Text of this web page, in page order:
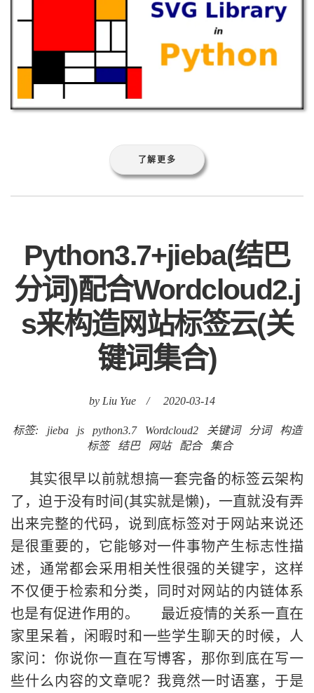
了解更多
Python3.7+jieba(结巴
分词)配合Wordcloud2.j
s来构造网站标签云(关
键词集合)
by Liu Yue / 2020-03-14
标签: jieba js python3.7 Wordcloud2 关键词 分词
构造
标签
结巴 网站 配合 集合
其实很早以前就想搞一套完备的标签云架构
了，迫于没有时间(其实就是懒)，一直就没有弄
出来完整的代码，说到底标签对于网站来说还
是很重要的，它能够对一件事物产生标志性描
述，通常都会采用相关性很强的关键字，这样
不仅便于检索和分类，同时对网站的内链体系
也是有促进作用的。 最近疫情的关系一直在
家里呆着，闲暇时和一些学生聊天的时候，人
家问：你说你一直在写博客，那你到底在写一
些什么内容的文章呢？我竟然一时语塞，于是